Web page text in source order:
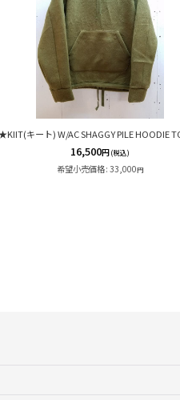
キート) W/AC SHAGGY PILE HOODIE
16,500円(税込)
希望小売価格: 33,000円